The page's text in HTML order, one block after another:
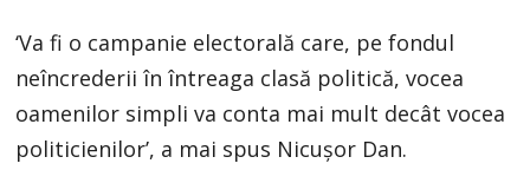
‘Va fi o campanie electorală care, pe fondul
neîncrederii în întreaga clasă politică, vocea
oamenilor simpli va conta mai mult decât vocea
politicienilor’, a mai spus Nicușor Dan.